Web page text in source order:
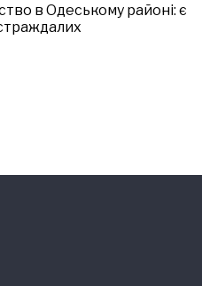
в Одеському районі: є